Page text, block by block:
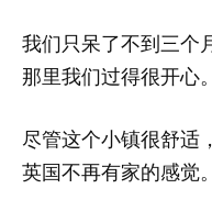
我们只呆了不到三个
那里我们过得很开心。
尽管这个小镇很舒适
英国不再有家的感觉。